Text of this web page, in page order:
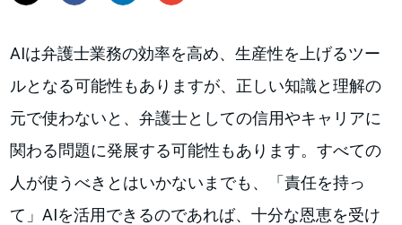
AIは弁護士業務の効率を高め、生産性を上げるツー
ルとなる可能性もありますが、正しい知識と理解の
元で使わないと、弁護士としての信用やキャリアに
関わる問題に発展する可能性もあります。すべての
人が使うべきとはいかないまでも、「責任を持っ
て」AIを活用できるのであれば、十分な恩恵を受け